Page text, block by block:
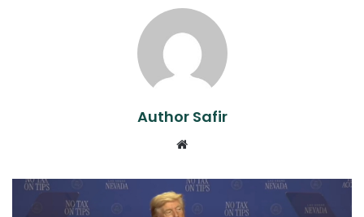
Author Safir